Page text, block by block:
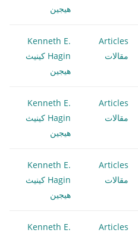
هيجين
Articles
مقالات
Kenneth E.
Hagin كينيث
هيجين
Articles
مقالات
Kenneth E.
Hagin كينيث
هيجين
Articles
مقالات
Kenneth E.
Hagin كينيث
هيجين
Articles
Kenneth E.